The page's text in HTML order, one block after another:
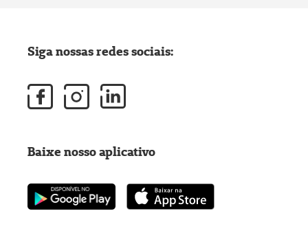
Siga nossas redes sociais:
Baixe nosso aplicativo